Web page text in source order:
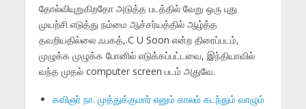
தோல்வியுறுகிறதோ அடுத்த படத்தில் வேறு ஒரு புது
முயற்சி எடுத்து நம்மை ஆச்சர்யத்தில் ஆழ்த்த
தவறியதில்லை ஃபகத்,.C U Soon என்ற திரைப்படம்,
முழுக்க முழுக்க போனில் எடுக்கப்பட்டவை, இந்தியாவில்
வந்த முதல் computer screen படம் அதுவே.
கவிஞர் நா. முத்துக்குமார் எனும் காலம் கடந்தும் வாழும்